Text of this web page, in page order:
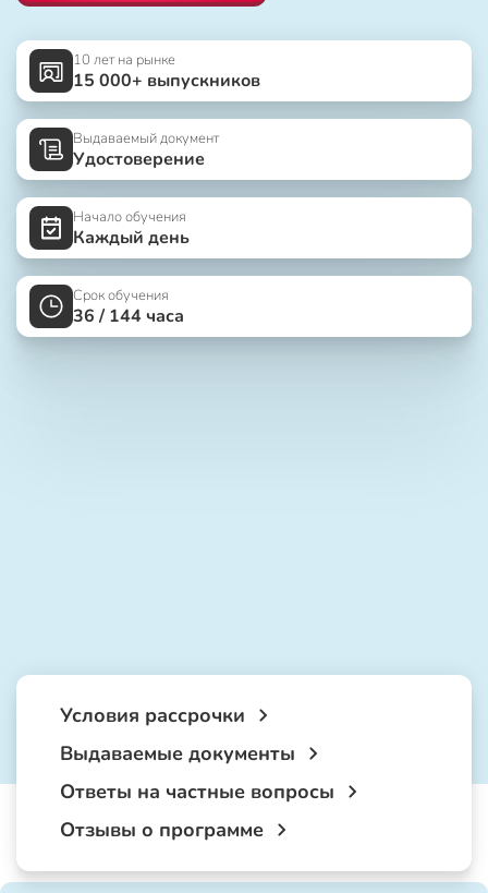
10 лет на рынке
15 000+ выпускников
Выдаваемый документ
Удостоверение
Начало обучения
Каждый день
Срок обучения
36 / 144 часа
Условия рассрочки
Выдаваемые документы
Ответы на частные вопросы
Отзывы о программе